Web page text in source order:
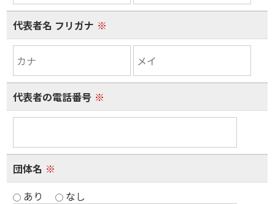
代表者名 フリガナ ※
代表者の電話番号 ※
団体名 ※
あり
なし